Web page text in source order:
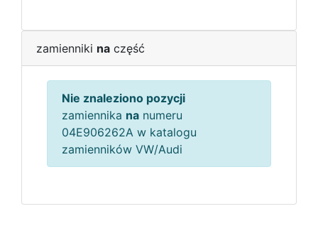
zamienniki na część
Nie znaleziono pozycji
zamiennika na numeru
04E906262A w katalogu
zamienników VW/Audi